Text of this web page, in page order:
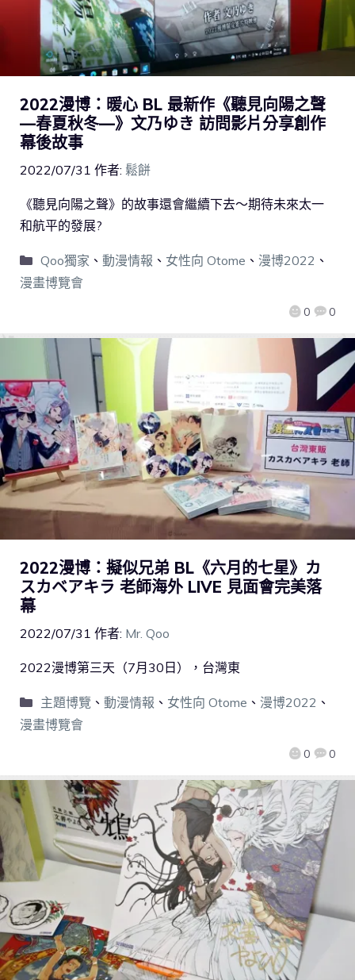
2022漫博：暖心 BL 最新作《聽見向陽之聲
—春夏秋冬—》文乃ゆき 訪問影片分享創作
幕後故事
2022/07/31 作者: 鬆餅
0 0
《聽見向陽之聲》的故事還會繼續下去～期待未來太一
和航平的發展?
Qoo獨家 、 動漫情報 、 女性向 Otome 、 漫博2022 、
漫畫博覽會
2022漫博：擬似兄弟 BL《六月的七星》カ
スカベアキラ 老師海外 LIVE 見面會完美落
幕
2022/07/31 作者: Mr. Qoo
0 0
2022漫博第三天（7月30日），台灣東
主題博覽 、 動漫情報 、 女性向 Otome 、 漫博2022 、
漫畫博覽會